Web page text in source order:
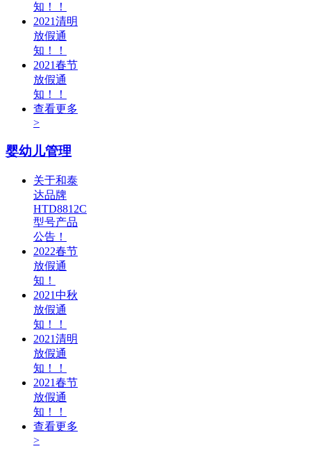
知！！
2021清明
放假通
知！！
2021春节
放假通
知！！
查看更多
>
婴幼儿管理
关于和泰
达品牌
HTD8812C
型号产品
公告！
2022春节
放假通
知！
2021中秋
放假通
知！！
2021清明
放假通
知！！
2021春节
放假通
知！！
查看更多
>